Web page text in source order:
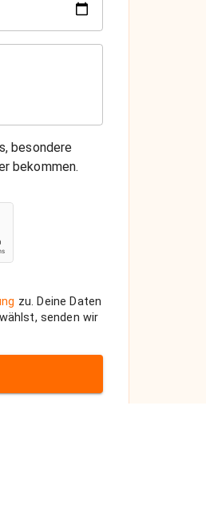
besondere
bekommen.
zu. Deine Daten
senden wir